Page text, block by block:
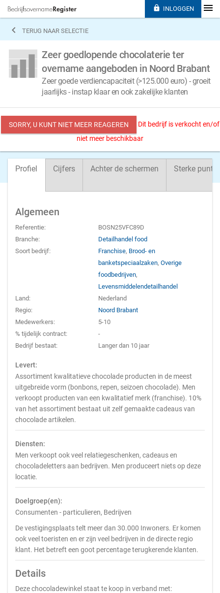
 TERUG NAAR SELECTIE
Zeer goedlopende chocolaterie ter
overname aangeboden in Noord Brabant
Zeer goede verdiencapaciteit (>125.000 euro) - groeit
jaarlijks - instap klaar en ook zakelijke klanten
SORRY, U KUNT NIET MEER REAGEREN
Dit bedrijf is verkocht en/of
niet meer beschikbaar
Profiel Cijfers Achter de schermen Sterke
Algemeen
Referentie:
BOSN25VFC89D
Branche:
Detailhandel food
Soort bedrijf:
Franchise, Brood- en
banketspeciaalzaken,Overige
foodbedrijven,
Levensmiddelendetailhandel
Land:
Nederland
Regio:
Noord Brabant
Medewerkers:
5-10
% tijdelijk contract:
-
Bedrijf bestaat:
Langer dan 10 jaar
Levert:
Assortiment kwalitatieve chocolade producten in de meest
uitgebreide vorm (bonbons, repen, seizoen chocolade). Men
verkoopt producten van een kwalitatief merk (franchise). 10%
van het assortiment bestaat uit zelf gemaakte cadeaus van
chocolade artikelen.
Diensten:
Men verkoopt ook veel relatiegeschenken, cadeaus en
chocoladeletters aan bedrijven. Men produceert niets op deze
locatie.
Doelgroep(en):
Consumenten - particulieren, Bedrijven
De vestigingsplaats telt meer dan 30.000 Inwoners. Er komen
ook veel toeristen en er zijn veel bedrijven in de directe regio
klant. Het betreft een goot percentage terugkerende klanten.
Details
Deze chocoladewinkel staat te koop in verband met:
 INLOGGEN